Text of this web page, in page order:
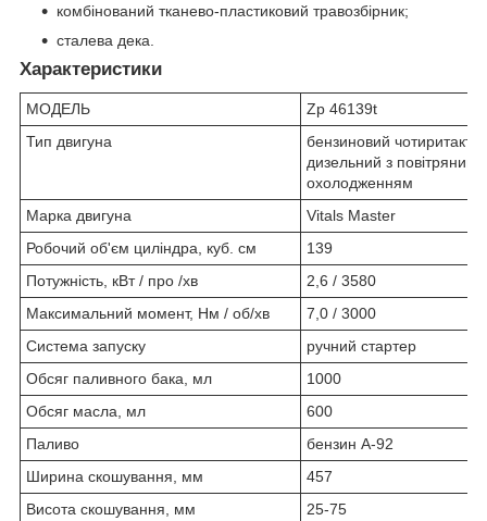
комбінований тканево-пластиковий травозбірник;
сталева дека.
Характеристики
МОДЕЛЬ
Zp 46139t
Тип двигуна
бензиновий
дизельний з повітряним
охолодженням
Марка двигуна
Vitals Master
Робочий об'єм циліндра, куб. см
139
Потужність, кВт / про /хв
2,6 / 3580
Максимальний момент, Нм / об/хв
7,0 / 3000
Система запуску
ручний стартер
Обсяг паливного бака, мл
1000
Обсяг масла, мл
600
Паливо
бензин А-92
Ширина скошування, мм
457
Висота скошування, мм
25-75